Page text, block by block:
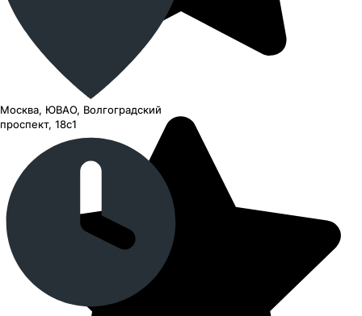
Москва, ЮВАО, Волгоградский
проспект, 18с1